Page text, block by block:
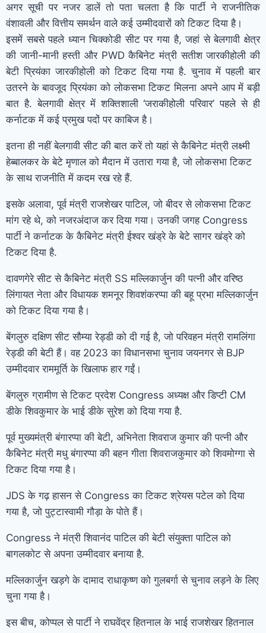
अगर सूची पर नजर डालें तो पता चलता है कि पार्टी ने राजनीतिक
वंशावली और वित्तीय समर्थन वाले कई उम्मीदवारों को टिकट दिया है।
इसमें सबसे पहले ध्यान चिक्कोडी सीट पर गया है, जहां से बेलगावी क्षेत्र
की जानी-मानी हस्ती और PWD कैबिनेट मंत्री सतीश जारकीहोली की
बेटी प्रियंका जारकीहोली को टिकट दिया गया है. चुनाव में पहली बार
उतरने के बावजूद प्रियंका को लोकसभा टिकट मिलना अपने आप में बड़ी
बात है. बेलगावी क्षेत्र में शक्तिशाली ‘जराकीहोली परिवार’ पहले से ही
कर्नाटक में कई प्रमुख पदों पर काबिज है।
इतना ही नहीं बेलगावी सीट की बात करें तो यहां से कैबिनेट मंत्री लक्ष्मी
हेब्बालकर के बेटे मृणाल को मैदान में उतारा गया है, जो लोकसभा टिकट
के साथ राजनीति में कदम रख रहे हैं.
इसके अलावा, पूर्व मंत्री राजशेखर पाटिल, जो बीदर से लोकसभा टिकट
मांग रहे थे, को नजरअंदाज कर दिया गया। उनकी जगह Congress
पार्टी ने कर्नाटक के कैबिनेट मंत्री ईश्वर खंड्रे के बेटे सागर खंड्रे को
टिकट दिया है.
दावणगेरे सीट से कैबिनेट मंत्री SS मल्लिकार्जुन की पत्नी और वरिष्ठ
लिंगायत नेता और विधायक शमनूर शिवशंकरप्पा की बहू प्रभा मल्लिकार्जुन
को टिकट दिया गया है।
बेंगलुरु दक्षिण सीट सौम्या रेड्डी को दी गई है, जो परिवहन मंत्री रामलिंगा
रेड्डी की बेटी हैं। वह 2023 का विधानसभा चुनाव जयनगर से BJP
उम्मीदवार राममूर्ति के खिलाफ हार गईं।
बेंगलुरु ग्रामीण से टिकट प्रदेश Congress अध्यक्ष और डिप्टी CM
डीके शिवकुमार के भाई डीके सुरेश को दिया गया है.
पूर्व मुख्यमंत्री बंगारप्पा की बेटी, अभिनेता शिवराज कुमार की पत्नी और
कैबिनेट मंत्री मधु बंगारप्पा की बहन गीता शिवराजकुमार को शिवमोग्गा से
टिकट दिया गया है।
JDS के गढ़ हासन से Congress का टिकट श्रेयस पटेल को दिया
गया है, जो पुट्टास्वामी गौड़ा के पोते हैं।
Congress ने मंत्री शिवानंद पाटिल की बेटी संयुक्ता पाटिल को
बागलकोट से अपना उम्मीदवार बनाया है.
मल्लिकार्जुन खड़गे के दामाद राधाकृष्ण को गुलबर्गा से चुनाव लड़ने के लिए
चुना गया है।
इस बीच, कोप्पल से पार्टी ने राघवेंद्र हितनाल के भाई राजशेखर हितनाल